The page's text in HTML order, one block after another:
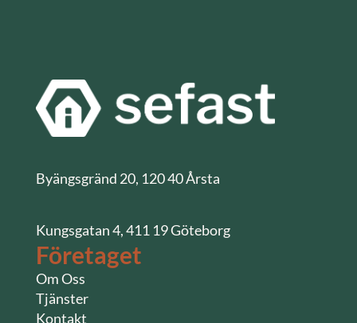
Byängsgränd 20, 120 40 Årsta
Kungsgatan 4, 411 19 Göteborg
Företaget
Om Oss
Tjänster
Kontakt